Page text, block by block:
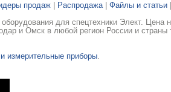
продаж Распродажа Файлы и статьи
для спецтехники Элект. Цена
и Омск в любой регион России и страны
измерительные приборы